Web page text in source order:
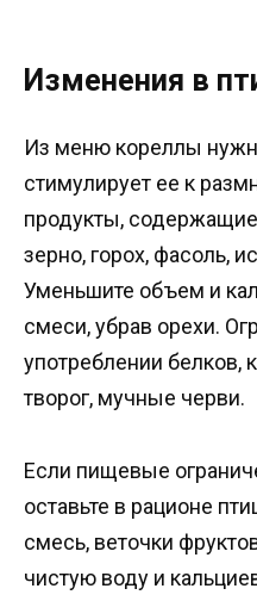
Изменения в
Из меню кореллы
стимулирует ее к
продукты,
зерно, горох, фасоль,
Уменьшите объем и
смеси, убрав орехи.
употреблении белков,
творог, мучные черви.
Если пищевые
оставьте в рационе
смесь, веточки
чистую воду и